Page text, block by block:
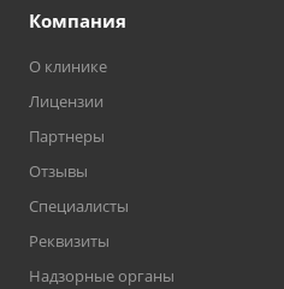
Компания
О клинике
Лицензии
Партнеры
Отзывы
Специалисты
Реквизиты
Надзорные органы